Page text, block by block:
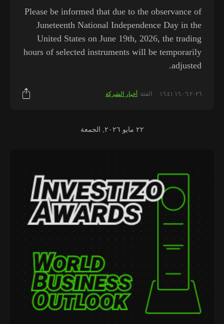
Please be informed that due to the observance of
Juneteenth National Independence Day in the
United States on June 19th, 2026, the trading
hours of selected instruments will be temporarily
adjusted.
١٦.٠٦.٢٠٢٦ ١٦:٤١ الفئة: أخبار الشركة
٢٢ مايو ٢٠٢٦, الجمعة